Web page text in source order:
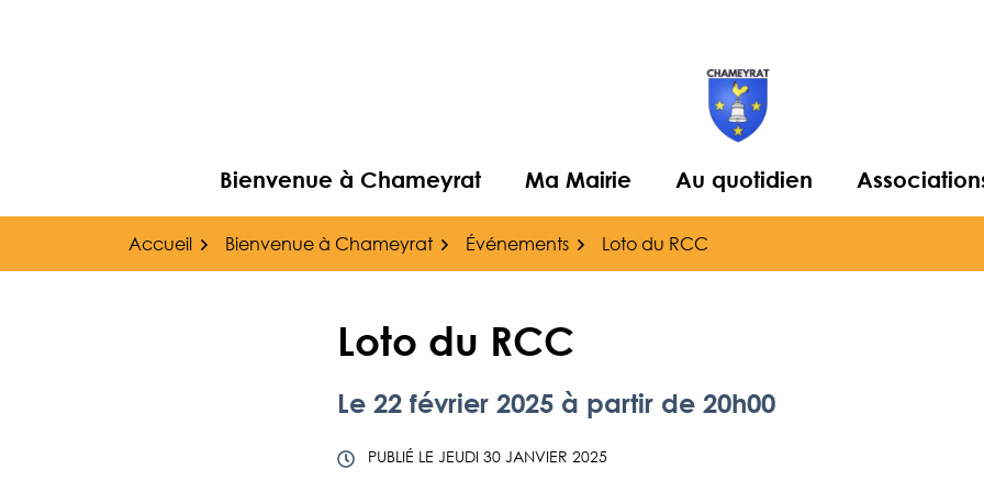
Bienvenue à Chameyrat Ma Mairie Au quotidien
Accueil Bienvenue à Chameyrat Événements Loto du RCC
Loto du RCC
Le 22 février 2025 à partir de 20h00
PUBLIÉ LE JEUDI 30 JANVIER 2025